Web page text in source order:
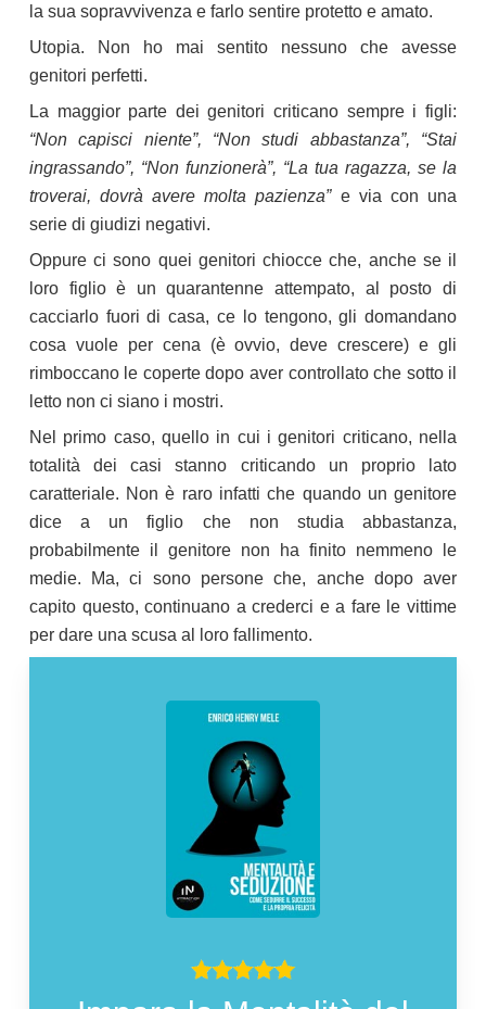
la sua sopravvivenza e farlo sentire protetto e amato.
Utopia. Non ho mai sentito nessuno che avesse
genitori perfetti.
La maggior parte dei genitori criticano sempre i figli:
“Non capisci niente”, “Non studi abbastanza”, “Stai
ingrassando”, “Non funzionerà”, “La tua ragazza, se la
troverai, dovrà avere molta pazienza”e via con una
serie di giudizi negativi.
Oppure ci sono quei genitori chiocce che, anche se il
loro figlio è un quarantenne attempato, al posto di
cacciarlo fuori di casa, ce lo tengono, gli domandano
cosa vuole per cena (è ovvio, deve crescere) e gli
rimboccano le coperte dopo aver controllato che sotto il
letto non ci siano i mostri.
Nel primo caso, quello in cui i genitori criticano, nella
totalità dei casi stanno criticando un proprio lato
caratteriale. Non è raro infatti che quando un genitore
dice a un figlio che non studia abbastanza,
probabilmente il genitore non ha finito nemmeno le
medie. Ma, ci sono persone che, anche dopo aver
capito questo, continuano a crederci e a fare le vittime
per dare una scusa al loro fallimento.